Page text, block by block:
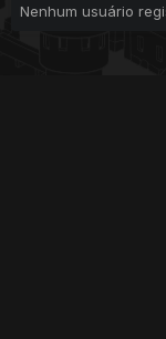
Nenhum usuário